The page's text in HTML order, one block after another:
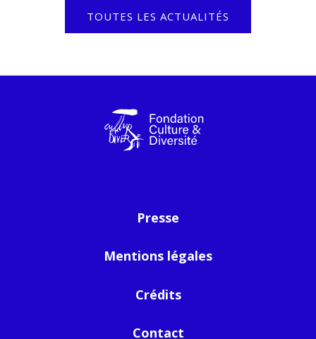
TOUTES LES ACTUALITÉS
Presse
Mentions légales
Crédits
Contact